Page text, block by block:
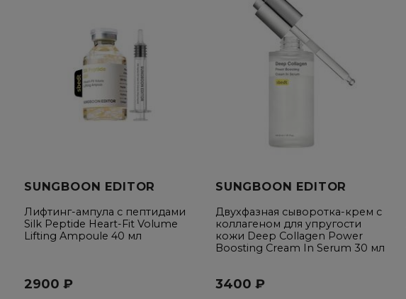
SUNGBOON EDITOR
Лифтинг-ампула с пептидами
Silk Peptide Heart-Fit Volume
Lifting Ampoule 40 мл
2900 ₽
SUNGBOON EDITOR
Двухфазная сыворотка-крем с
коллагеном для упругости
кожи Deep Collagen Power
Boosting Cream In Serum 30 мл
3400 ₽